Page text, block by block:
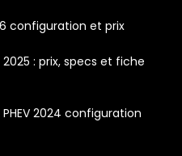
configuration et prix
: prix, specs et fiche
2024 configuration